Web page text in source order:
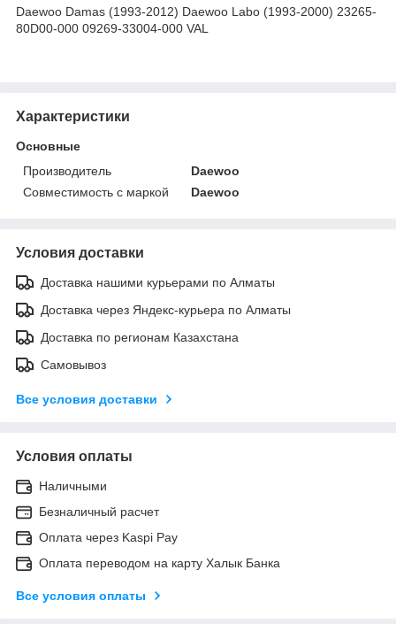
Daewoo Damas (1993-2012) Daewoo Labo (1993-2000) 23265-
80D00-000 09269-33004-000 VAL
Характеристики
Основные
Производитель
Daewoo
Совместимость с маркой
Daewoo
Условия доставки
Доставка нашими курьерами по Алматы
Доставка через Яндекс-курьера по Алматы
Доставка по регионам Казахстана
Самовывоз
Все условия доставки
Условия оплаты
Наличными
Безналичный расчет
Оплата через Kaspi Pay
Оплата переводом на карту Халык Банка
Все условия оплаты